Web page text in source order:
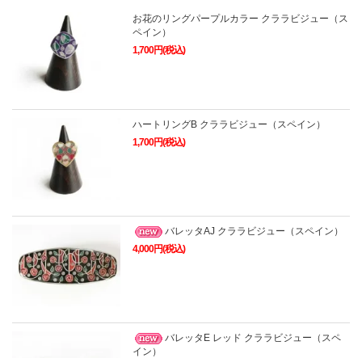
お花のリングパープルカラー クララビジュー（ス
ペイン）
1,700円(税込)
ハートリングB クララビジュー（スペイン）
1,700円(税込)
バレッタAJ クララビジュー（スペイン）
4,000円(税込)
バレッタE レッド クララビジュー（スペ
イン）